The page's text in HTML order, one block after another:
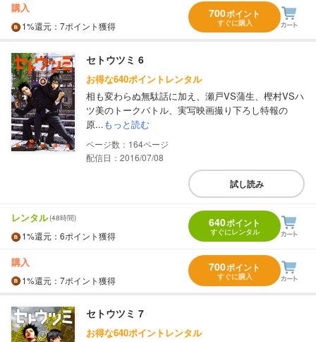
購入
1%還元 ：7ポイント獲得
700ポイント
すぐに購入
セトウツミ 6
お得な640ポイントレンタル
相も変わらぬ無駄話に加え、瀬戸VS蒲生、樫村VSハ
ツ美のトークバトル、実写映画撮り下ろし特報の
原...もっと読む
164
配信日：2016/07/08
試し読み
レンタル(48時間)
1%還元 ：6ポイント獲得
640ポイント
すぐにレンタル
購入
1%還元 ：7ポイント獲得
700ポイント
すぐに購入
セトウツミ 7
お得な640ポイントレンタル